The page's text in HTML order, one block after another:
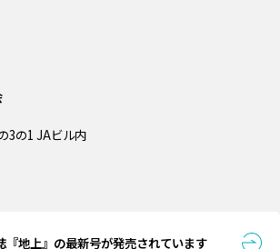
3の1 JAビル内
『地上』の最新号が発売されています